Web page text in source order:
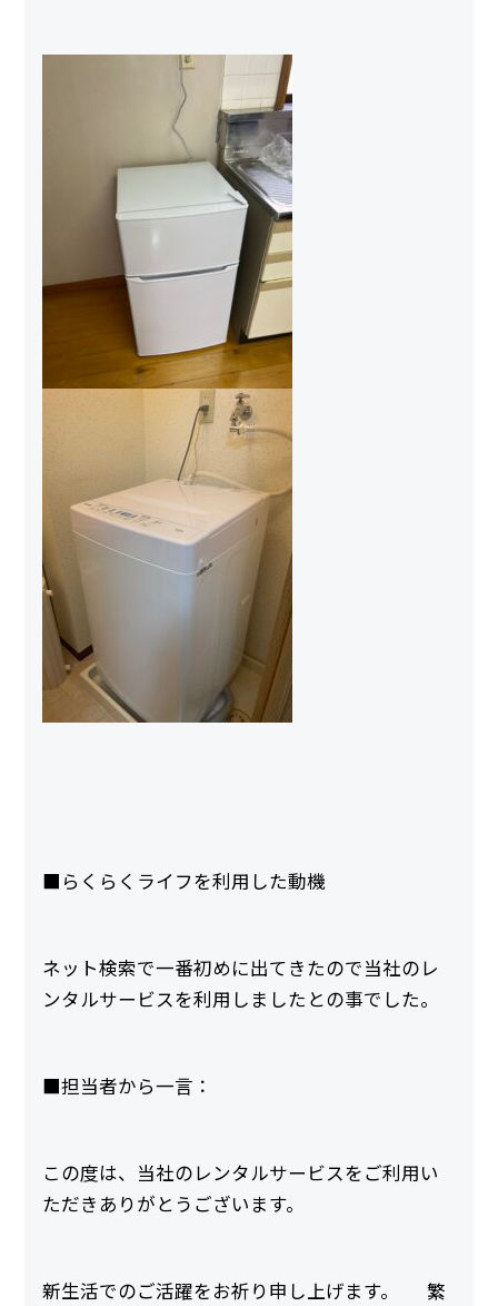
■らくらくライフを利用した動機
ネット検索で一番初めに出てきたので当社のレ
ンタルサービスを利用しましたとの事でした。
■担当者から一言：
この度は、当社のレンタルサービスをご利用い
ただきありがとうございます。
新生活でのご活躍をお祈り申し上げます。 繁